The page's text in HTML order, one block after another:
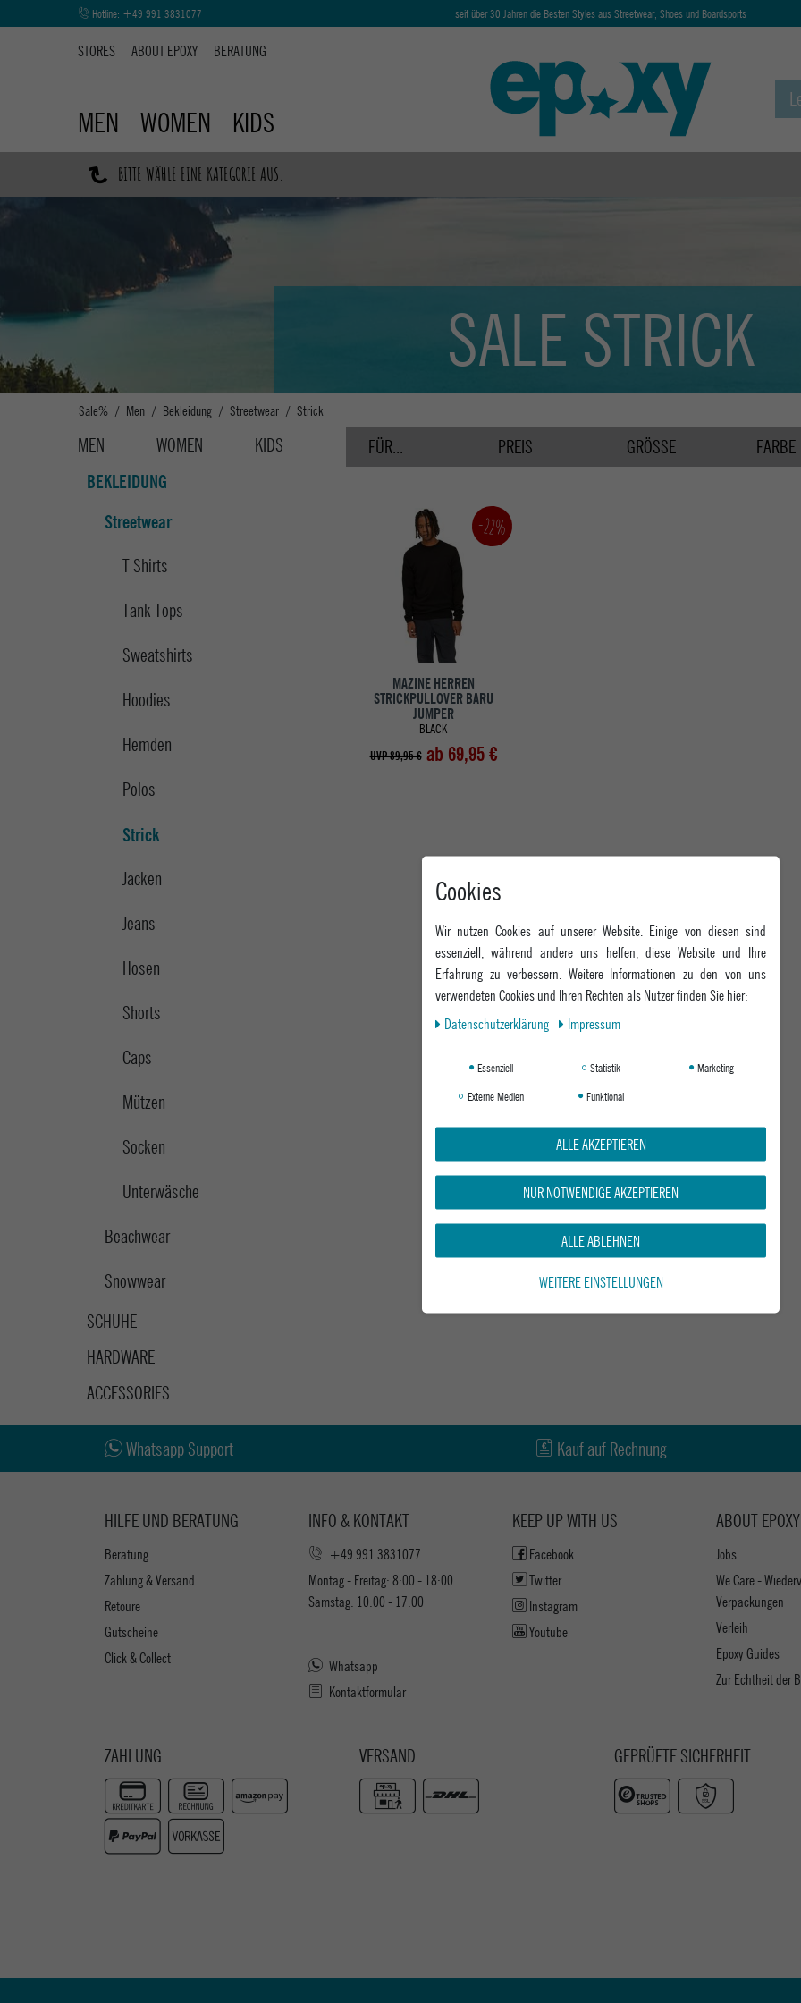
Hotline: +49 991 3831077 seit über 30 Jahren die Besten Styles aus Streetwear, Shoes und Boardsports
STORES ABOUT EPOXY BERATUNG
MEN WOMEN KIDS
↷ BITTE WÄHLE EINE KATEGORIE AUS.
SALE STRICK
Sale% Men Bekleidung Streetwear Strick
MEN WOMEN KIDS
BEKLEIDUNG
Streetwear
T Shirts
Tank Tops
Sweatshirts
Hoodies
Hemden
Polos
Strick
Jacken
Jeans
Hosen
Shorts
Caps
Mützen
Socken
Unterwäsche
Beachwear
Snowwear
SCHUHE
HARDWARE
ACCESSORIES
FÜR... PREIS GRÖSSE FARBE
-22%
MAZINE HERREN
STRICKPULLOVER BARU
JUMPER
BLACK
UVP 89,95 € ab 69,95 €
Whatsapp Support Kauf auf Rechnung
HILFE UND BERATUNG
Beratung
Zahlung & Versand
Retoure
Gutscheine
Click & Collect
INFO & KONTAKT
+49 991 3831077
Montag - Freitag: 8:00 - 18:00
Samstag: 10:00 - 17:00
Whatsapp
Kontaktformular
ABOUT EPOXY
Jobs
We Care -
Verpackungen
Verleih
Epoxy Guides
Zur Echtheit der
KEEP UP WITH US
Facebook
Twitter
Instagram
Youtube
ZAHLUNG VERSAND GEPRÜFTE SICHERHEIT
Cookies
Wir nutzen Cookies auf unserer Website. Einige von diesen sind
essenziell, während andere uns helfen, diese Website und Ihre
Erfahrung zu verbessern. Weitere Informationen zu den von uns
verwendeten Cookies und Ihren Rechten als Nutzer finden Sie hier:
Daten­schutz­erklärung
Impressum
Essenziell Statistik
Marketing
Externe Medien
Funktional
ALLE AKZEPTIEREN
NUR NOTWENDIGE AKZEPTIEREN
ALLE ABLEHNEN
WEITERE EINSTELLUNGEN